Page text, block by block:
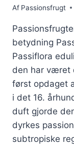
Af Passionsfrugt
betydning
Passiflora
den har været
først opdaget
i det 16.
duft gjorde
dyrkes
subtropiske